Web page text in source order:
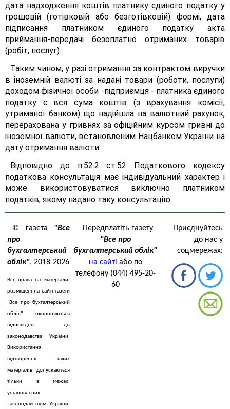
дата надходження коштів платнику єдиного податку у
грошовій (готівковій або безготівковій) формі, дата
підписання платником єдиного податку акта
приймання-передачі безоплатно отриманих товарів
(робіт, послуг).
Таким чином, у разі отримання за контрактом виручки
в іноземній валюті за надані товари (роботи, послуги)
доходом фізичної особи -підприємця - платника єдиного
податку є вся сума коштів (з врахування комісії,
утриманої банком) що надійшла на валютний рахунок,
перерахована у гривнях за офіційним курсом гривні до
іноземної валюти, встановленим Нацбанком України на
дату отримання валюти.
Відповідно до п.52.2 ст.52 Податкового кодексу
податкова консультація має індивідуальний характер і
може використовуватися виключно платником
податків, якому надано таку консультацію.
© газета "Все
про
бухгалтерський
облік", 2018-2026
Всі права на матеріали,
розміщені на сайті газети
"Все про бухгалтерський
облік" охороняються
відповідно до
законодавства України.
Використання,
відтворення таких
матеріалів допускаються
тільки в межах,
установлених
законодавством України.
Передплатіть газету
"Все про
бухгалтерський облік"
на сайті або по
телефону (044) 495-20-
60
Приєднуйтесь
до нас у
соцмережах: